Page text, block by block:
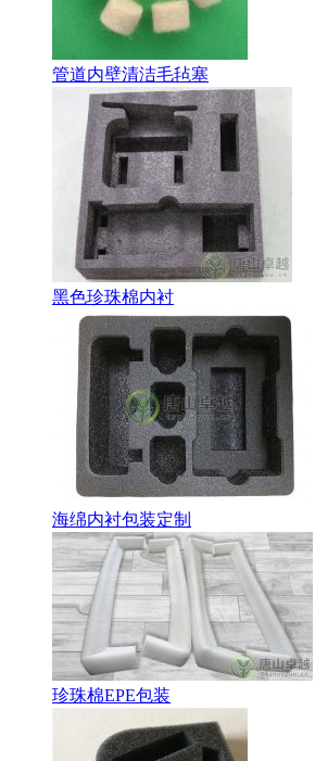
管道内壁清洁毛毡塞
黑色珍珠棉内衬
海绵内衬包装定制
珍珠棉EPE包装